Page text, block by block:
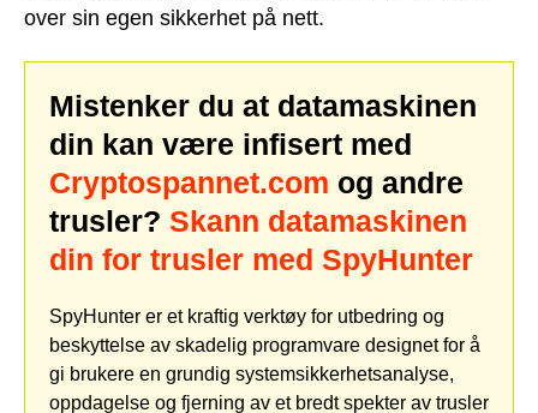
over sin egen sikkerhet på nett.
Mistenker du at datamaskinen
din kan være infisert med
Cryptospannet.com og andre
trusler? Skann datamaskinen
din for trusler med SpyHunter
SpyHunter er et kraftig verktøy for utbedring og
beskyttelse av skadelig programvare designet for å
gi brukere en grundig systemsikkerhetsanalyse,
oppdagelse og fjerning av et bredt spekter av trusler